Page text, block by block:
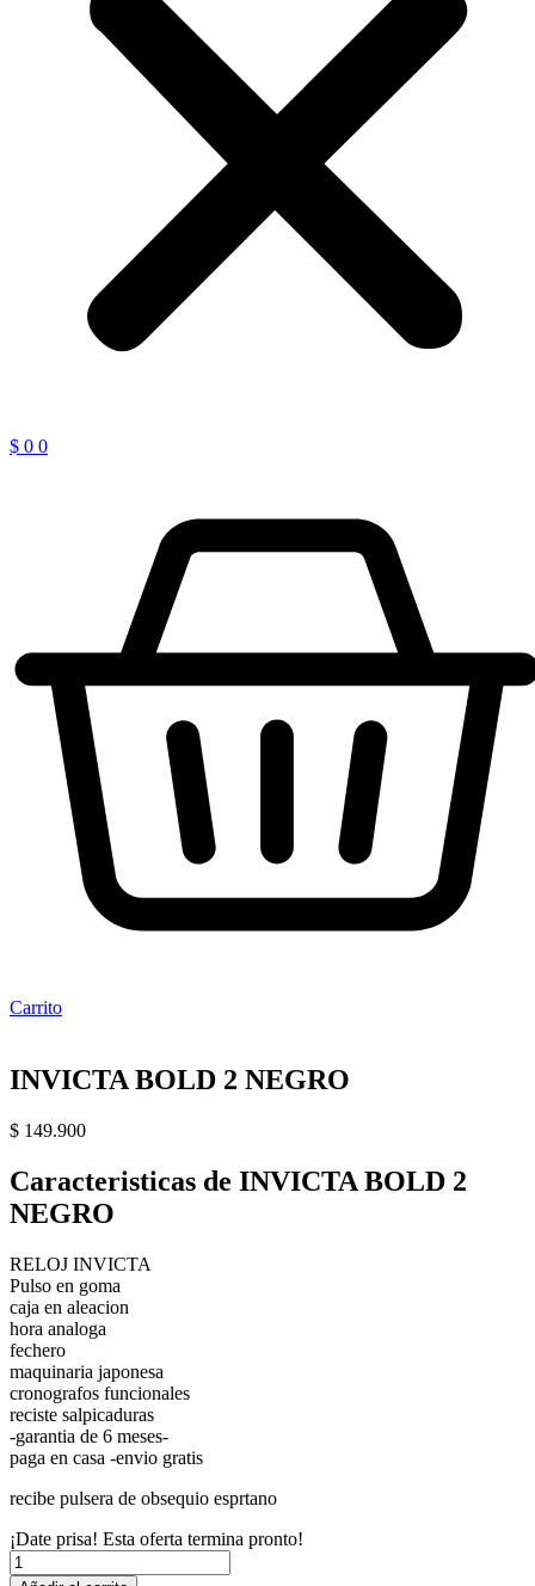
$ 0 0
Carrito
INVICTA BOLD 2 NEGRO
$ 149.900
Caracteristicas de INVICTA BOLD 2
NEGRO
RELOJ INVICTA
Pulso en goma
caja en aleacion
hora analoga
fechero
maquinaria japonesa
cronografos funcionales
reciste salpicaduras
-garantia de 6 meses-
paga en casa -envio gratis
recibe pulsera de obsequio esprtano
¡Date prisa! Esta oferta termina pronto!
INVICTA
BOLD